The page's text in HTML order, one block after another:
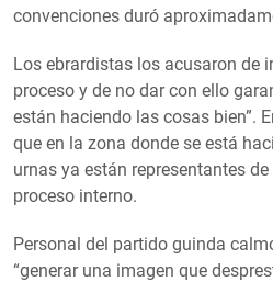
convenciones duró
Los ebrardistas los acusaron de
proceso y de no dar con ello
están haciendo las cosas bien”.
que en la zona donde se está
urnas ya están representantes
proceso interno.
Personal del partido guinda
“generar una imagen que